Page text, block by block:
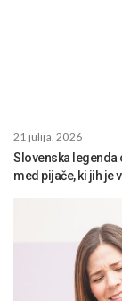
21 julija, 2026
Slovenska legenda
med pijače, ki jih je